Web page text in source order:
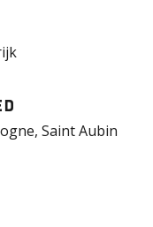
Saint Aubin